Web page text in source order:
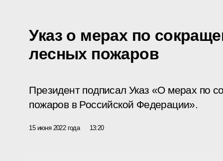
Указ о мерах по
лесных пожаров
Президент подписал Указ «О мерах по
пожаров в Российской Федерации».
15 июня 2022 года 13:20